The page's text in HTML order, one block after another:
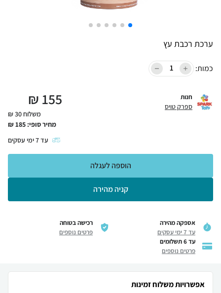
ערכת רכבת עץ
כמות:
חנות
ספרק טויס 155
₪
משלוח 30 ₪
מחיר סופי: 185
₪
עד7ימי עסקים
קניה מהירה
הוספה לעגלה
אספקה מהירה
עד 7 ימי עסקים
רכישה בטוחה
פרטים נוספים
עד 6 תשלומים
פרטים נוספים
אפשרויות משלוח זמינות